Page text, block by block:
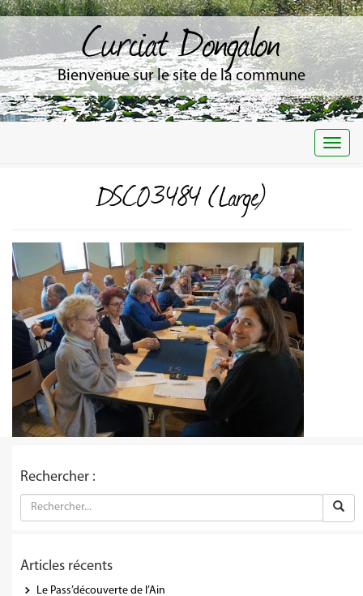
Curciat Dongalon
Bienvenue sur le site de la commune
DSC03484 (Large)
Rechercher :
Articles récents
Le Pass’découverte de l’Ain